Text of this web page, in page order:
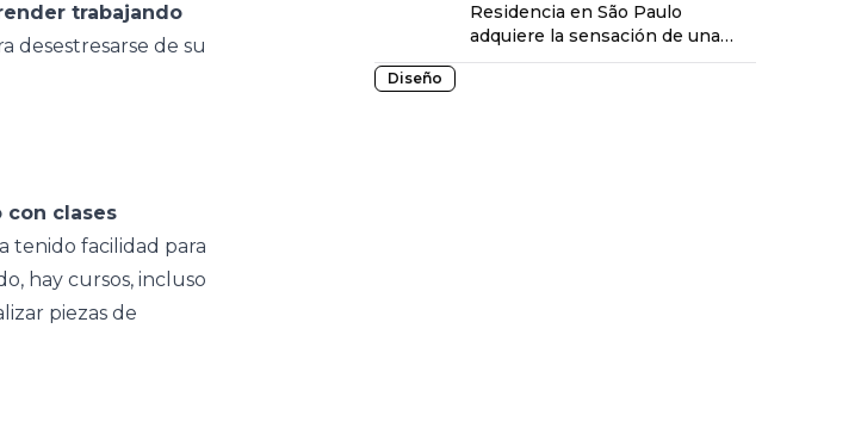
trabajando
desestresarse de su
con clases
tenido facilidad para
hay cursos, incluso
piezas de
Residencia en São Paulo
adquiere la sensación de una
casa de campo
Diseño